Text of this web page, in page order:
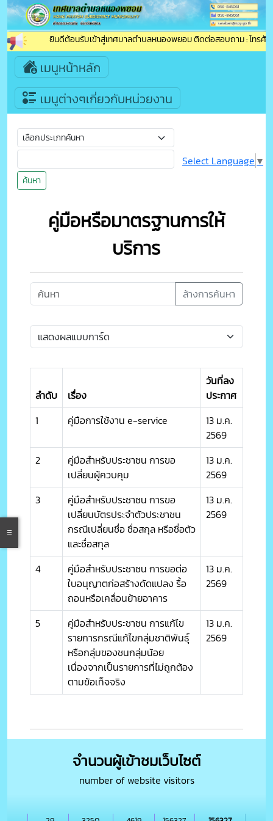
ยินดีต้อนรับเข้าสู่เทศบาลตำบลหนองพยอม ติดต่อสอบถาม : โทรศัพ
เมนูหน้าหลัก
เมนูต่างๆเกี่ยวกับหน่วยงาน
ค้นหา
Select Language ▼
คู่มือหรือมาตรฐานการให้
บริการ
ล้างการค้นหา
ลำดับ เรื่อง
วันที่ลง
ประกาศ
1
คู่มือการใช้งาน e-service
13 ม.ค.
2569
2
คู่มือสำหรับประชาชน การขอ
เปลี่ยนผู้ควบคุม
13 ม.ค.
2569
3
คู่มือสำหรับประชาชน การขอ
เปลี่ยนบัตรประจำตัวประชาชน
กรณีเปลี่ยนชื่อ ชื่อสกุล หรือชื่อตัว
และชื่อสกุล
13 ม.ค.
2569
4
คู่มือสำหรับประชาชน การขอต่อ
ใบอนุญาตก่อสร้างดัดแปลง รื้อ
ถอนหรือเคลื่อนย้ายอาคาร
13 ม.ค.
2569
5
คู่มือสำหรับประชาชน การแก้ไข
รายการกรณีแก้ไขกลุ่มชาติพันธุ์
หรือกลุ่มของชนกลุ่มน้อย
เนื่องจากเป็นรายการที่ไม่ถูกต้อง
ตามข้อเท็จจริง
13 ม.ค.
2569
จำนวนผู้เข้าชมเว็บไซต์
number of website visitors